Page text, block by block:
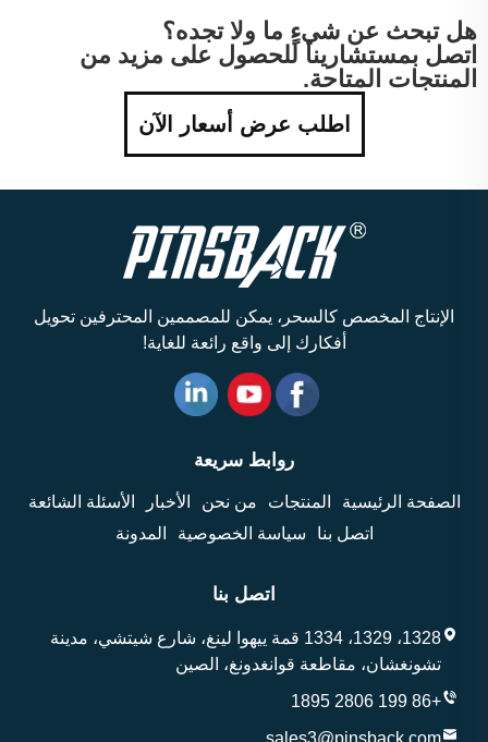
هل تبحث عن شيءٍ ما ولا تجده؟
اتصل بمستشارينا للحصول على مزيد من
المنتجات المتاحة.
اطلب عرض أسعار الآن
الإنتاج المخصص كالسحر، يمكن للمصممين المحترفين تحويل
أفكارك إلى واقع رائعة للغاية!
روابط سريعة
الصفحة الرئيسية المنتجات من نحن الأخبار
الأسئلة الشائعة
اتصل بنا
سياسة الخصوصية المدونة
اتصل بنا
1328، 1329، 1334 قمة ييهوا لينغ، شارع شيتشي، مدينة
تشونغشان، مقاطعة قوانغدونغ، الصين
+86 199 2806 1895
sales3@pinsback.com